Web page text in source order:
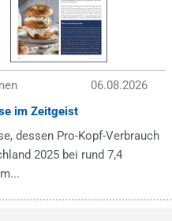
06.08.2026
im Zeitgeist
dessen Pro-Kopf-Verbrauch
2025 bei rund 7,4